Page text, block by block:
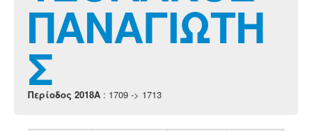
chesstu.be @ discord
LoginΠΑΝΑΓΙΩΤΗ
Σ
Περίοδος 2018A : 1709 -> 1713